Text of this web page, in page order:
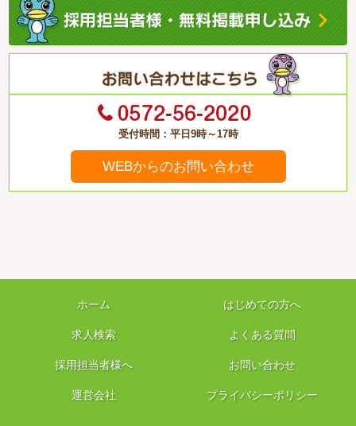
受付時間：平日9時～17時
WEBからのお問い合わせ
ホーム はじめての方へ
求人検索 よくある質問
採用担当者様へ お問い合わせ
運営会社 プライバシーポリシー